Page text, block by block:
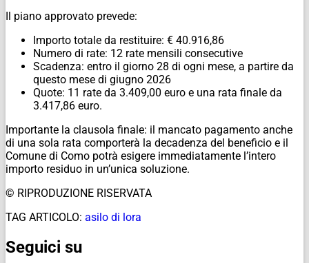
Il piano approvato prevede:
Importo totale da restituire: € 40.916,86
Numero di rate: 12 rate mensili consecutive
Scadenza: entro il giorno 28 di ogni mese, a partire da
questo mese di giugno 2026
Quote: 11 rate da 3.409,00 euro e una rata finale da
3.417,86 euro.
Importante la clausola finale: il mancato pagamento anche
di una sola rata comporterà la decadenza del beneficio e il
Comune di Como potrà esigere immediatamente l’intero
importo residuo in un’unica soluzione.
© RIPRODUZIONE RISERVATA
TAG ARTICOLO: asilo di lora
Seguici su